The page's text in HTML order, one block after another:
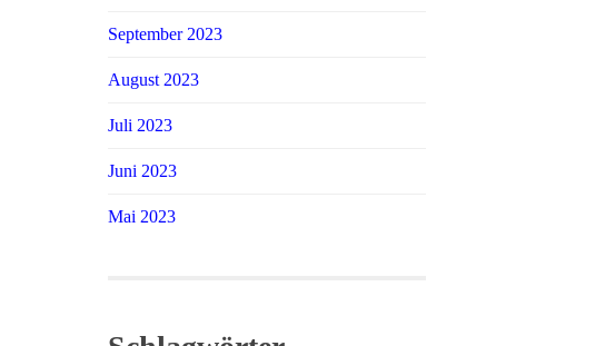
September 2023
August 2023
Juli 2023
Juni 2023
Mai 2023